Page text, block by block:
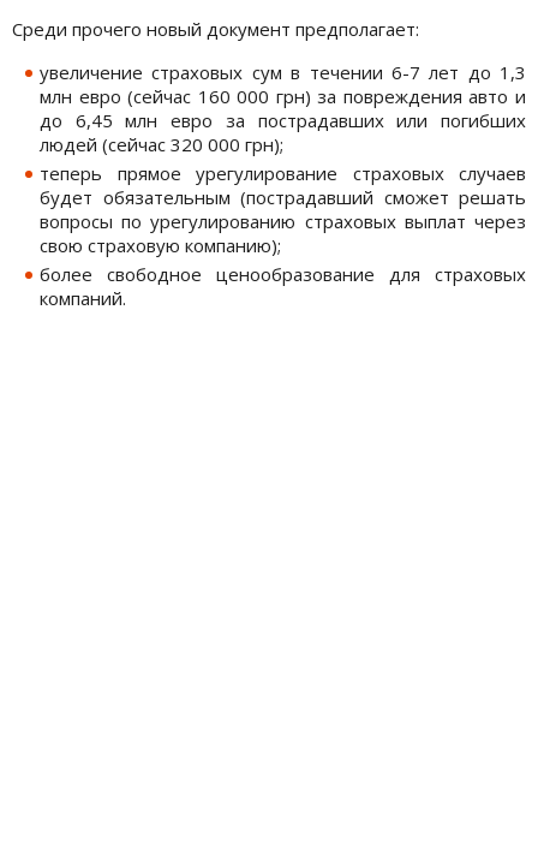
Среди прочего новый документ предполагает:
увеличение страховых сум в течении 6-7 лет до 1,3
млн евро (сейчас 160 000 грн) за повреждения авто и
до 6,45 млн евро за пострадавших или погибших
людей (сейчас 320 000 грн);
теперь прямое урегулирование страховых случаев
будет обязательным (пострадавший сможет решать
вопросы по урегулированию страховых выплат через
свою страховую компанию);
более свободное ценообразование для страховых
компаний.